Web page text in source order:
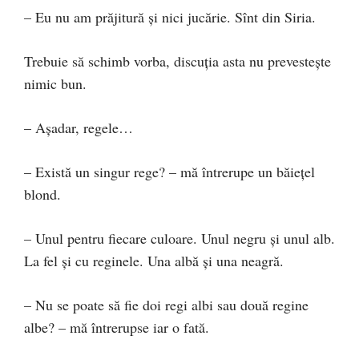
– Eu nu am prăjitură și nici jucărie. Sînt din Siria.
Trebuie să schimb vorba, discuția asta nu prevestește
nimic bun.
– Așadar, regele…
– Există un singur rege? – mă întrerupe un băiețel
blond.
– Unul pentru fiecare culoare. Unul negru și unul alb.
La fel și cu reginele. Una albă și una neagră.
– Nu se poate să fie doi regi albi sau două regine
albe? – mă întrerupse iar o fată.